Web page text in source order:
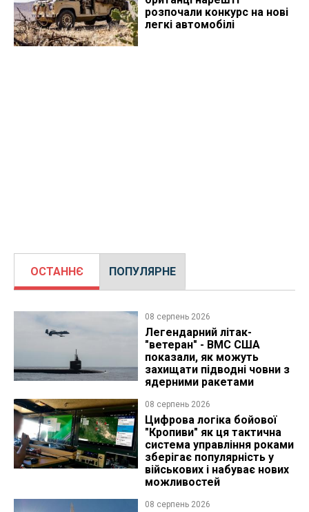
розпочали конкурс на нові
легкі автомобілі
ОСТАННЄ ПОПУЛЯРНЕ
08 серпень 2026
Легендарний літак-
"ветеран" - ВМС США
показали, як можуть
захищати підводні човни з
ядерними ракетами
08 серпень 2026
Цифрова логіка бойової
"Кропиви" як ця тактична
система управління роками
зберігає популярність у
військових і набуває нових
можливостей
08 серпень 2026